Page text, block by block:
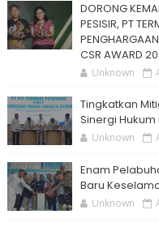
DORONG
PESISIR, PT
CSR AWARD
Unknown
Tingkatkan
Sinergi
Unknown
Enam
Baru
Unknown